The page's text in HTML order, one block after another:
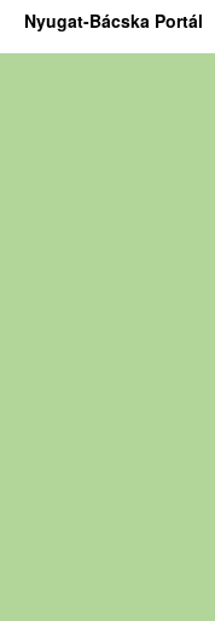
Nyugat-Bácska Portál